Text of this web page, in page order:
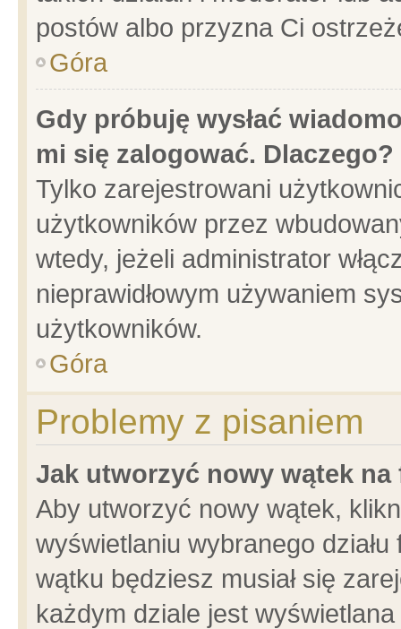
postów albo przyzna Ci
Góra
Gdy próbuję wysłać
mi się zalogować. Dlaczego?
Tylko zarejestrowani
użytkowników przez
wtedy, jeżeli administrator
nieprawidłowym używaniem
użytkowników.
Góra
Problemy z pisaniem
Jak utworzyć nowy wątek na
Aby utworzyć nowy wątek,
wyświetlaniu wybranego
wątku będziesz musiał się
każdym dziale jest